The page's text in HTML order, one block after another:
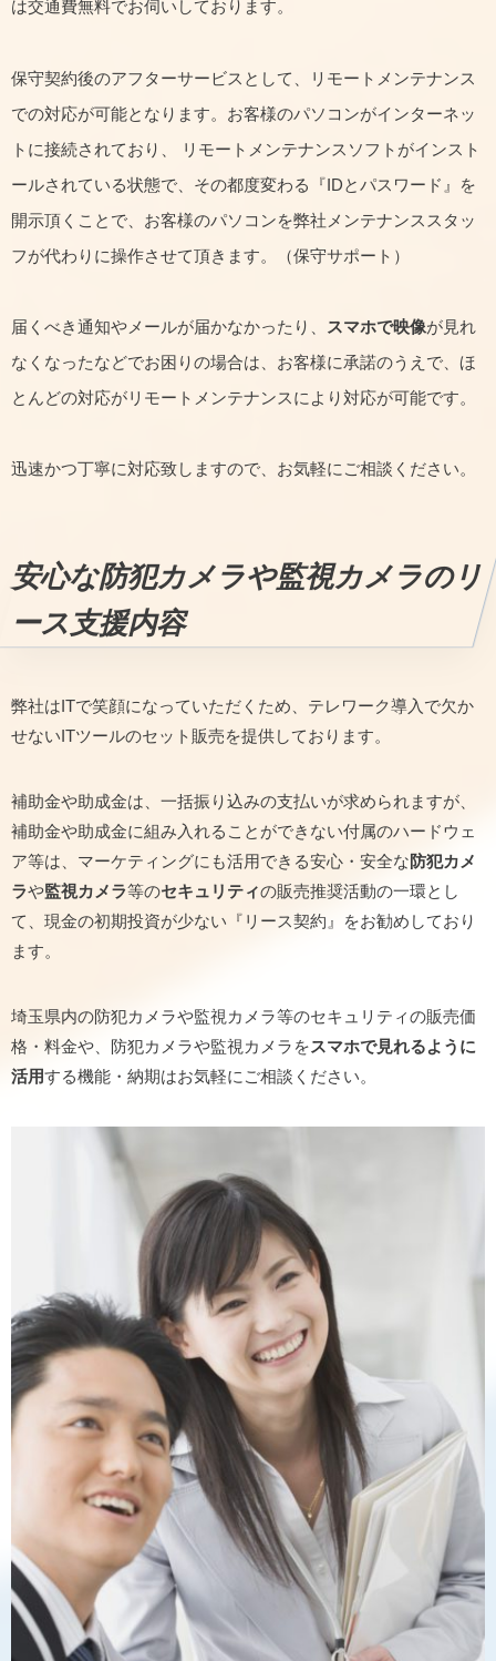
は交通費無料でお伺いしております。
保守契約後のアフターサービスとして、リモートメンテナンス
での対応が可能となります。お客様のパソコンがインターネッ
トに接続されており、 リモートメンテナンスソフトがインスト
ールされている状態で、その都度変わる『IDとパスワード』を
開示頂くことで、お客様のパソコンを弊社メンテナンススタッ
フが代わりに操作させて頂きます。（保守サポート）
届くべき通知やメールが届かなかったり、 スマホで映像が見れ
なくなったなどでお困りの場合は、お客様に承諾のうえで、ほ
とんどの対応がリモートメンテナンスにより対応が可能です。
迅速かつ丁寧に対応致しますので、お気軽にご相談ください。
安心な防犯カメラや監視カメラのリ
ース支援内容
弊社はITで笑顔になっていただくため、テレワーク導入で欠か
せないITツールのセット販売を提供しております。
補助金や助成金は、一括振り込みの支払いが求められますが、
補助金や助成金に組み入れることができない付属のハードウェ
ア等は、マーケティングにも活用できる安心・安全な防犯カメ
ラや監視カメラ等のセキュリティの販売推奨活動の一環とし
て、現金の初期投資が少ない『リース契約』をお勧めしており
ます。
埼玉県内の防犯カメラや監視カメラ等のセキュリティの販売価
格・料金や、防犯カメラや監視カメラをスマホで見れるように
活用する機能・納期はお気軽にご相談ください。